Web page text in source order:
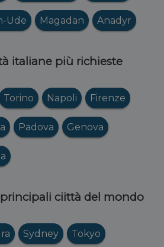
Ude Magadan Anadyr
italiane più richieste
Torino Napoli Firenze
Padova Genova
principali ciittà del mondo
Sydney Tokyo